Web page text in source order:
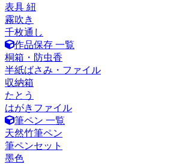
表具 紐
霧吹き
千枚通し
作品保存 一覧
桐箱・防虫香
半紙ばさみ・ファイル
収納箱
たとう
はがきファイル
筆ペン 一覧
天然竹筆ペン
筆ペンセット
墨色